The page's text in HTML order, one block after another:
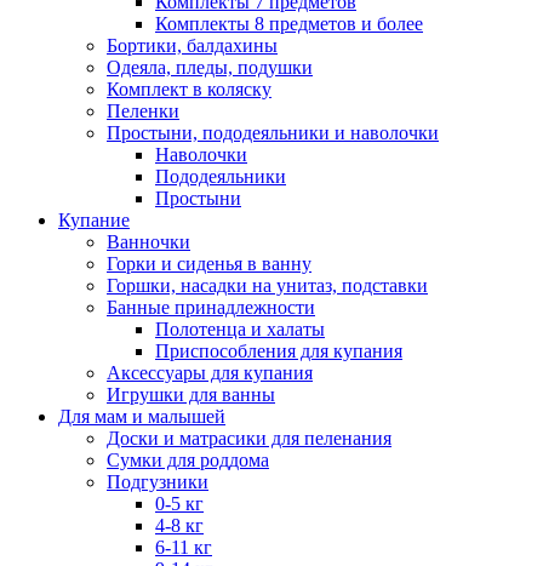
Комплекты 8 предметов и более
Бортики, балдахины
Одеяла, пледы, подушки
Комплект в коляску
Пеленки
Простыни, пододеяльники и наволочки
Наволочки
Пододеяльники
Простыни
Купание
Ванночки
Горки и сиденья в ванну
Горшки, насадки на унитаз, подставки
Банные принадлежности
Полотенца и халаты
Приспособления для купания
Аксессуары для купания
Игрушки для ванны
Для мам и малышей
Доски и матрасики для пеленания
Сумки для роддома
Подгузники
0-5 кг
4-8 кг
6-11 кг